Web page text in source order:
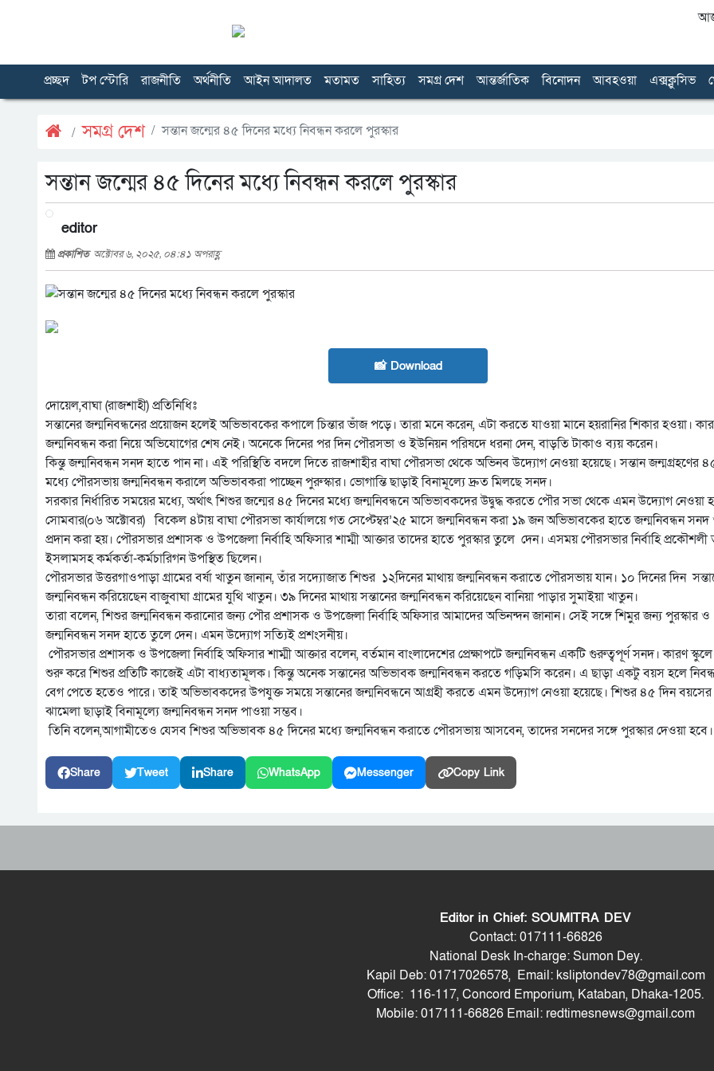
আজ
প্রচ্ছদ টপ স্টোরি রাজনীতি অর্থনীতি আইন আদালত মতামত সাহিত্য সমগ্র দেশ আন্তর্জাতিক বিনোদন আবহওয়া এক্সক্লুসিভ
সমগ্র দেশ সন্তান জন্মের ৪৫ দিনের মধ্যে নিবন্ধন করলে পুরস্কার
সন্তান জন্মের ৪৫ দিনের মধ্যে নিবন্ধন করলে পুরস্কার
editor
প্রকাশিত অক্টোবর ৬, ২০২৫, ০৪:৪১ অপরাহ্ণ
📸 Download
দোয়েল,বাঘা (রাজশাহী) প্রতিনিধিঃ
সন্তানের জন্মনিবন্ধনের প্রয়োজন হলেই অভিভাবকের কপালে চিন্তার ভাঁজ পড়ে। তারা মনে করেন, এটা করতে যাওয়া মানে হয়রানির শিকার হওয়া।
জন্মনিবন্ধন করা নিয়ে অভিযোগের শেষ নেই। অনেকে দিনের পর দিন পৌরসভা ও ইউনিয়ন পরিষদে ধরনা দেন, বাড়তি টাকাও ব্যয় করেন।
কিন্তু জন্মনিবন্ধন সনদ হাতে পান না। এই পরিস্থিতি বদলে দিতে রাজশাহীর বাঘা পৌরসভা থেকে অভিনব উদ্যোগ নেওয়া হয়েছে। সন্তান জন্মগ্রহণের
মধ্যে পৌরসভায় জন্মনিবন্ধন করালে অভিভাবকরা পাচ্ছেন পুরুস্কার। ভোগান্তি ছাড়াই বিনামূল্যে দ্রুত মিলছে সনদ।
সরকার নির্ধারিত সময়ের মধ্যে, অর্থাৎ শিশুর জন্মের ৪৫ দিনের মধ্যে জন্মনিবন্ধনে অভিভাবকদের উদ্বুদ্ধ করতে পৌর সভা থেকে এমন উদ্যোগ নেওয়া
সোমবার(০৬ অক্টোবর) বিকেল ৪টায় বাঘা পৌরসভা কার্যালয়ে গত সেপ্টেম্বর’২৫ মাসে জন্মনিবন্ধন করা ১৯ জন অভিভাবকের হাতে জন্মনিবন্ধন
প্রদান করা হয়। পৌরসভার প্রশাসক ও উপজেলা নির্বাহি অফিসার শাম্মী আক্তার তাদের হাতে পুরস্কার তুলে দেন। এসময় পৌরসভার নির্বাহি
ইসলামসহ কর্মকর্তা-কর্মচারিগন উপস্থিত ছিলেন।
পৌরসভার উত্তরগাওপাড়া গ্রামের বর্ষা খাতুন জানান, তাঁর সদ্যোজাত শিশুর ১২দিনের মাথায় জন্মনিবন্ধন করাতে পৌরসভায় যান। ১০ দিনের দিন
জন্মনিবন্ধন করিয়েছেন বাজুবাঘা গ্রামের যুথি খাতুন। ৩৯ দিনের মাথায় সন্তানের জন্মনিবন্ধন করিয়েছেন বানিয়া পাড়ার সুমাইয়া খাতুন।
তারা বলেন, শিশুর জন্মনিবন্ধন করানোর জন্য পৌর প্রশাসক ও উপজেলা নির্বাহি অফিসার আমাদের অভিনন্দন জানান। সেই সঙ্গে শিমুর জন্য পুরস্কার ও
জন্মনিবন্ধন সনদ হাতে তুলে দেন। এমন উদ্যোগ সত্যিই প্রশংসনীয়।
পৌরসভার প্রশাসক ও উপজেলা নির্বাহি অফিসার শাম্মী আক্তার বলেন, বর্তমান বাংলাদেশের প্রেক্ষাপটে জন্মনিবন্ধন একটি গুরুত্বপূর্ণ সনদ। কারণ
শুরু করে শিশুর প্রতিটি কাজেই এটা বাধ্যতামূলক। কিন্তু অনেক সন্তানের অভিভাবক জন্মনিবন্ধন করতে গড়িমসি করেন। এ ছাড়া একটু বয়স হলে
বেগ পেতে হতেও পারে। তাই অভিভাবকদের উপযুক্ত সময়ে সন্তানের জন্মনিবন্ধনে আগ্রহী করতে এমন উদ্যোগ নেওয়া হয়েছে। শিশুর ৪৫ দিন বয়সের
ঝামেলা ছাড়াই বিনামূল্যে জন্মনিবন্ধন সনদ পাওয়া সম্ভব।
তিনি বলেন,আগামীতেও যেসব শিশুর অভিভাবক ৪৫ দিনের মধ্যে জন্মনিবন্ধন করাতে পৌরসভায় আসবেন, তাদের সনদের সঙ্গে পুরস্কার দেওয়া হবে।
Share Tweet Share WhatsApp Messenger Copy Link
Editor in Chief: SOUMITRA DEV
Contact: 017111-66826
National Desk In-charge: Sumon Dey.
Kapil Deb: 01717026578, Email: ksliptondev78@gmail.com
Office: 116-117, Concord Emporium, Kataban, Dhaka-1205.
Mobile: 017111-66826 Email: redtimesnews@gmail.com